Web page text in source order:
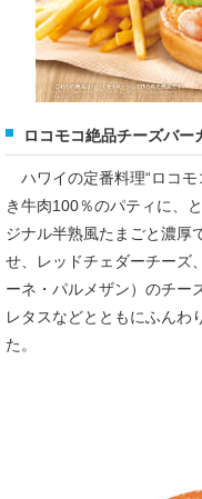
ロコモコ絶品チーズバー
ハワイの定番料理“ロコモ
き牛肉100％のパティに、
ジナル半熟風たまごと濃厚
せ、レッドチェダーチーズ
ーネ・パルメザン）のチー
レタスなどとともにふんわ
た。